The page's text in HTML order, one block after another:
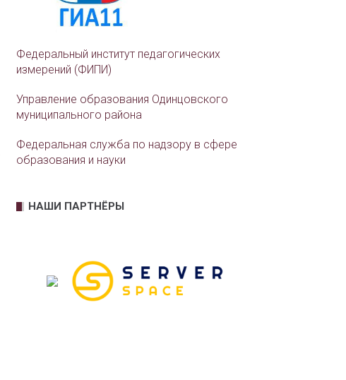
Федеральный институт педагогических
измерений (ФИПИ)
Управление образования Одинцовского
муниципального района
Федеральная служба по надзору в сфере
образования и науки
НАШИ ПАРТНЁРЫ